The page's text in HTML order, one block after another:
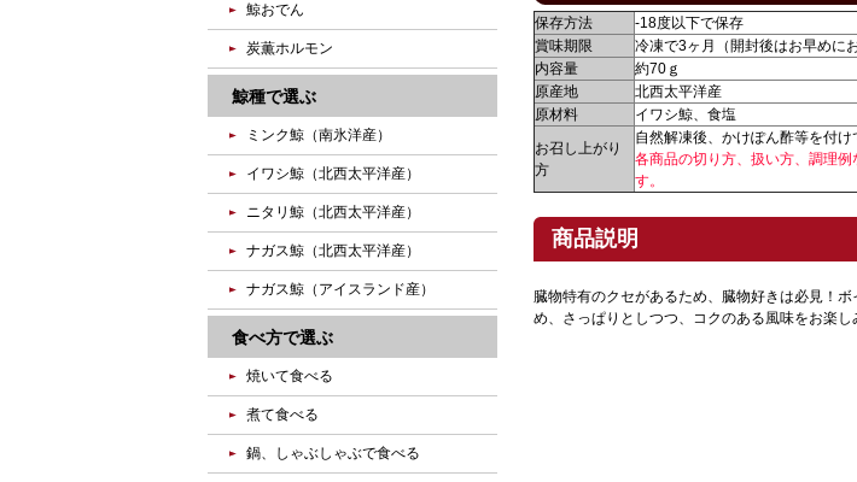
保存方法
-18度以下で保存
賞味期限
冷凍で3ヶ月（開封後はお早めに
内容量
約70ｇ
原産地
北西太平洋産
原材料
イワシ鯨、食塩
お召し上がり
方
自然解凍後、かけぽん酢等を付け
各商品の切り方、扱い方、調理
す。
商品説明
臓物特有のクセがあるため、臓物好きは必見！ボ
め、さっぱりとしつつ、コクのある風味をお楽し
鯨おでん
炭薫ホルモン
鯨種で選ぶ
ミンク鯨（南氷洋産）
イワシ鯨（北西太平洋産）
ニタリ鯨（北西太平洋産）
ナガス鯨（北西太平洋産）
ナガス鯨（アイスランド産）
食べ方で選ぶ
焼いて食べる
煮て食べる
鍋、しゃぶしゃぶで食べる